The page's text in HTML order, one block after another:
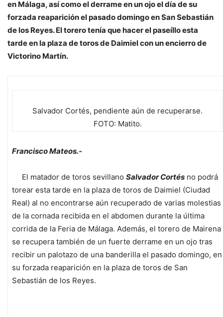
en Málaga, así como el derrame en un ojo el día de su
forzada reaparición el pasado domingo en San Sebastián
de los Reyes. El torero tenía que hacer el paseíllo esta
tarde en la plaza de toros de Daimiel con un encierro de
Victorino Martín.
Salvador Cortés, pendiente aún de recuperarse.
FOTO: Matito.
Francisco Mateos.-
El matador de toros sevillano Salvador Cortés no podrá
torear esta tarde en la plaza de toros de Daimiel (Ciudad
Real) al no encontrarse aún recuperado de varias molestias
de la cornada recibida en el abdomen durante la última
corrida de la Feria de Málaga. Además, el torero de Mairena
se recupera también de un fuerte derrame en un ojo tras
recibir un palotazo de una banderilla el pasado domingo, en
su forzada reaparición en la plaza de toros de San
Sebastián de los Reyes.